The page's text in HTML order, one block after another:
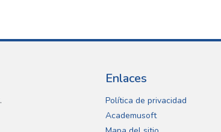
Enlaces
Política de privacidad
Academusoft